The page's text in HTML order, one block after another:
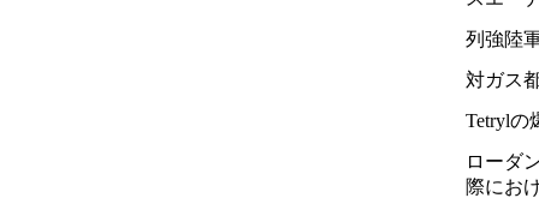
列強陸
対ガス
Tetrylの
ローダ
際にお